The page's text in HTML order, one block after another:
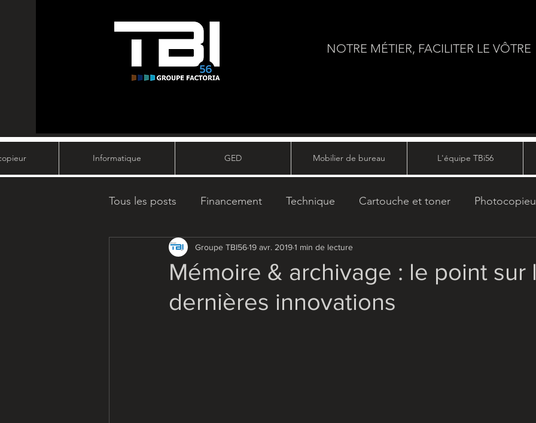
NOTRE MÉTIER, FACILITER LE VÔTRE
Informatique GED Mobilier de bureau L'équipe TBi56
Tous les posts Financement Technique Cartouche et toner
Fournitures de bureau Informatique Sécurité
Mémoire & archivage : le point sur
dernières innovations
Groupe TBI5619 avr. 20191 min de lecture